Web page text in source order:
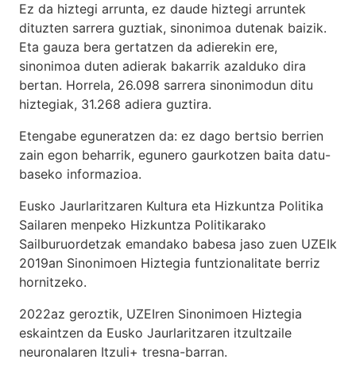
Ez da hiztegi arrunta, ez daude hiztegi arruntek
dituzten sarrera guztiak, sinonimoa dutenak baizik.
Eta gauza bera gertatzen da adierekin ere,
sinonimoa duten adierak bakarrik azalduko dira
bertan. Horrela, 26.098 sarrera sinonimodun ditu
hiztegiak, 31.268 adiera guztira.
Etengabe eguneratzen da: ez dago bertsio berrien
zain egon beharrik, egunero gaurkotzen baita datu-
baseko informazioa.
Eusko Jaurlaritzaren Kultura eta Hizkuntza Politika
Sailaren menpeko Hizkuntza Politikarako
Sailburuordetzak emandako babesa jaso zuen UZEIk
2019an Sinonimoen Hiztegia funtzionalitate berriz
hornitzeko.
2022az geroztik, UZEIren Sinonimoen Hiztegia
eskaintzen da Eusko Jaurlaritzaren itzultzaile
neuronalaren Itzuli+ tresna-barran.